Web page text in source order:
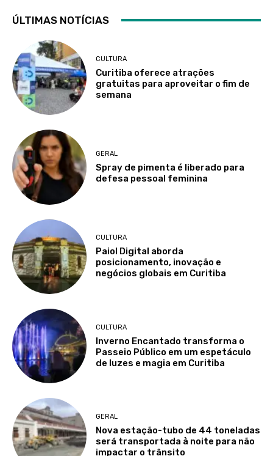
ÚLTIMAS NOTÍCIAS
CULTURA
Curitiba oferece atrações
gratuitas para aproveitar o fim de
semana
GERAL
Spray de pimenta é liberado para
defesa pessoal feminina
CULTURA
Paiol Digital aborda
posicionamento, inovação e
negócios globais em Curitiba
CULTURA
Inverno Encantado transforma o
Passeio Público em um espetáculo
de luzes e magia em Curitiba
GERAL
Nova estação-tubo de 44 toneladas
será transportada à noite para não
impactar o trânsito